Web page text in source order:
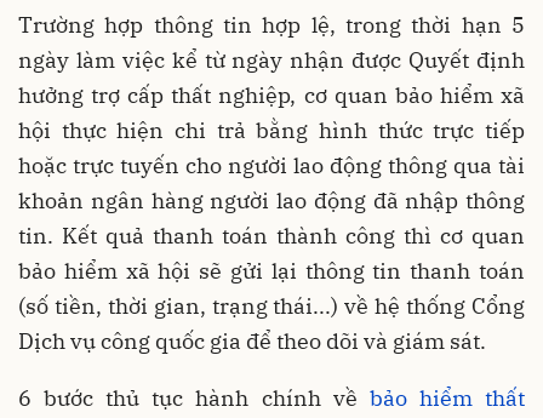
Trường hợp thông tin hợp lệ, trong thời hạn 5
ngày làm việc kể từ ngày nhận được Quyết định
hưởng trợ cấp thất nghiệp, cơ quan bảo hiểm xã
hội thực hiện chi trả bằng hình thức trực tiếp
hoặc trực tuyến cho người lao động thông qua tài
khoản ngân hàng người lao động đã nhập thông
tin. Kết quả thanh toán thành công thì cơ quan
bảo hiểm xã hội sẽ gửi lại thông tin thanh toán
(số tiền, thời gian, trạng thái...) về hệ thống Cổng
Dịch vụ công quốc gia để theo dõi và giám sát.
6 bước thủ tục hành chính về bảo hiểm thất